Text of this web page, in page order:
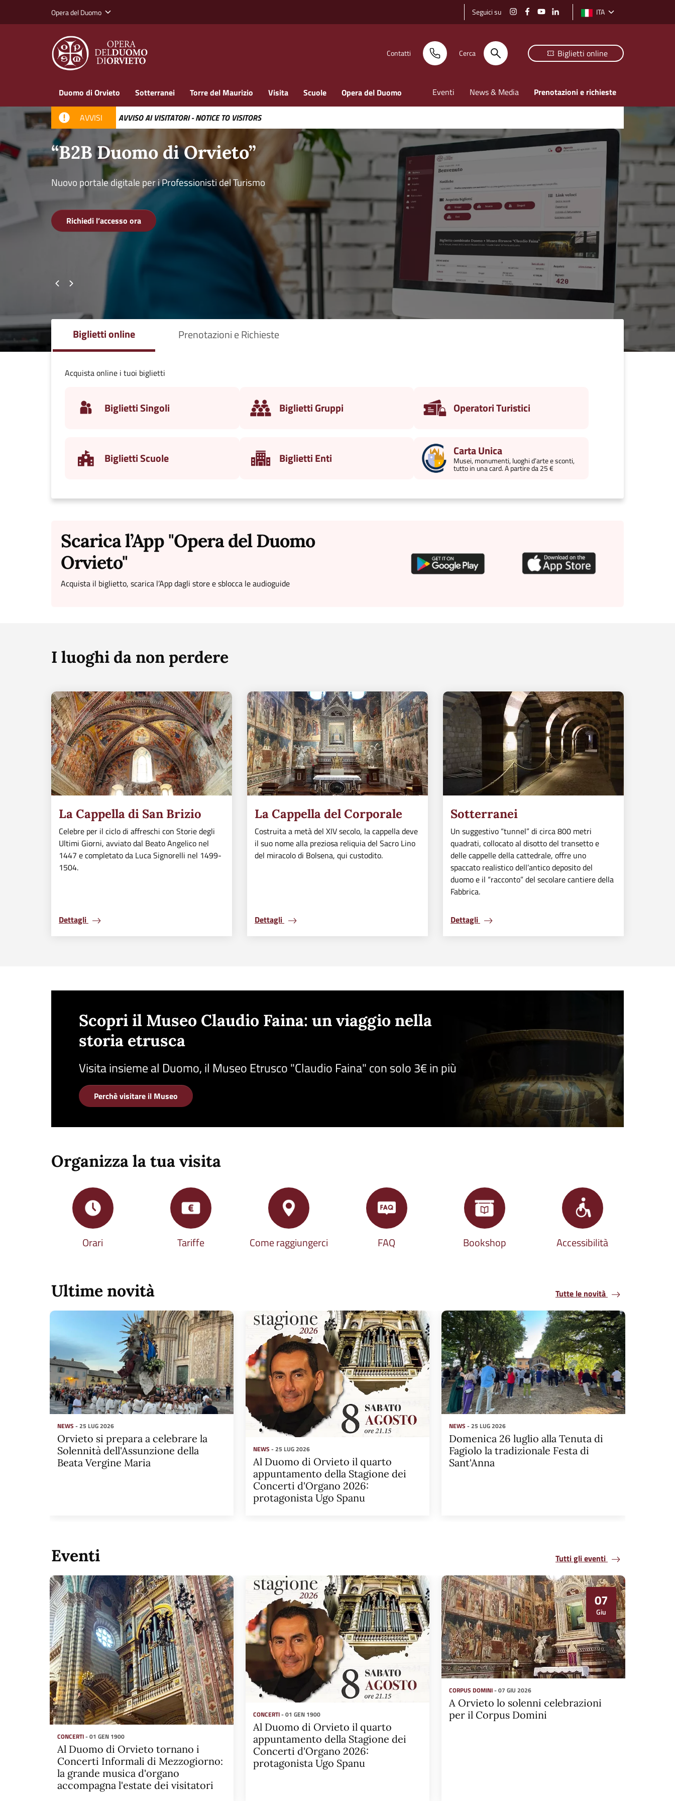
Opera del Duomo Seguici su Selezione lingua: lingua
ITA
Contatti Cerca Biglietti online
Duomo di Orvieto Sotterranei Torre del Maurizio Visita Scuole Opera del Duomo Eventi News & Media Prenotazioni e richieste
AVVISI AVVISO AI VISITATORI - NOTICE TO VISITORS
“B2B Duomo di Orvieto”
Nuovo portale digitale per i Professionisti del Turismo
Richiedi l’accesso ora
Biglietti online Prenotazioni e Richieste
Acquista online i tuoi biglietti
Biglietti Singoli Biglietti Gruppi Operatori Turistici
Biglietti Scuole Biglietti Enti Carta Unica
Musei, monumenti, luoghi d’arte e sconti,
tutto in una card. A partire da 25 €
Scarica l’App "Opera del Duomo
Orvieto"
Acquista il biglietto, scarica l’App dagli store e sblocca le audioguide
I luoghi da non perdere
La Cappella di San Brizio
Celebre per il ciclo di affreschi con Storie degli
Ultimi Giorni, avviato dal Beato Angelico nel
1447 e completato da Luca Signorelli nel 1499-
1504.
Dettagli
La Cappella del Corporale
Costruita a metà del XIV secolo, la cappella deve
il suo nome alla preziosa reliquia del Sacro Lino
del miracolo di Bolsena, qui custodito.
Dettagli
Sotterranei
Un suggestivo “tunnel” di circa 800 metri
quadrati, collocato al disotto del transetto e
delle cappelle della cattedrale, offre uno
spaccato realistico dell’antico deposito del
duomo e il “racconto” del secolare cantiere della
Fabbrica.
Dettagli
Scopri il Museo Claudio Faina: un viaggio nella
storia etrusca
Visita insieme al Duomo, il Museo Etrusco "Claudio Faina" con solo 3€ in più
Perchè visitare il Museo
Organizza la tua visita
Orari Tariffe Come raggiungerci FAQ Bookshop Accessibilità
Ultime novità Tutte le novità
NEWS - 25 LUG 2026
Orvieto si prepara a celebrare la
Solennità dell'Assunzione della
Beata Vergine Maria
NEWS - 25 LUG 2026
Al Duomo di Orvieto il quarto
appuntamento della Stagione dei
Concerti d'Organo 2026:
protagonista Ugo Spanu
NEWS - 25 LUG 2026
Domenica 26 luglio alla Tenuta di
Fagiolo la tradizionale Festa di
Sant'Anna
Eventi Tutti gli eventi
CONCERTI- 01 GEN 1900
Al Duomo di Orvieto tornano i
Concerti Informali di Mezzogiorno:
la grande musica d'organo
accompagna l'estate dei visitatori
CONCERTI- 01 GEN 1900
Al Duomo di Orvieto il quarto
appuntamento della Stagione dei
Concerti d'Organo 2026:
protagonista Ugo Spanu
07
Giu
CORPUS DOMINI- 07 GIU 2026
A Orvieto lo solenni celebrazioni
per il Corpus Domini